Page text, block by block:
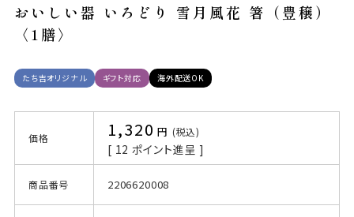
おいしい器 いろどり 雪月風花 箸（豊穣）
〈1膳〉
たち吉オリジナル ギフト対応 海外配送OK
価格 1,320 税込
[ 12 ポイント進呈 ]
商品番号 2206620008